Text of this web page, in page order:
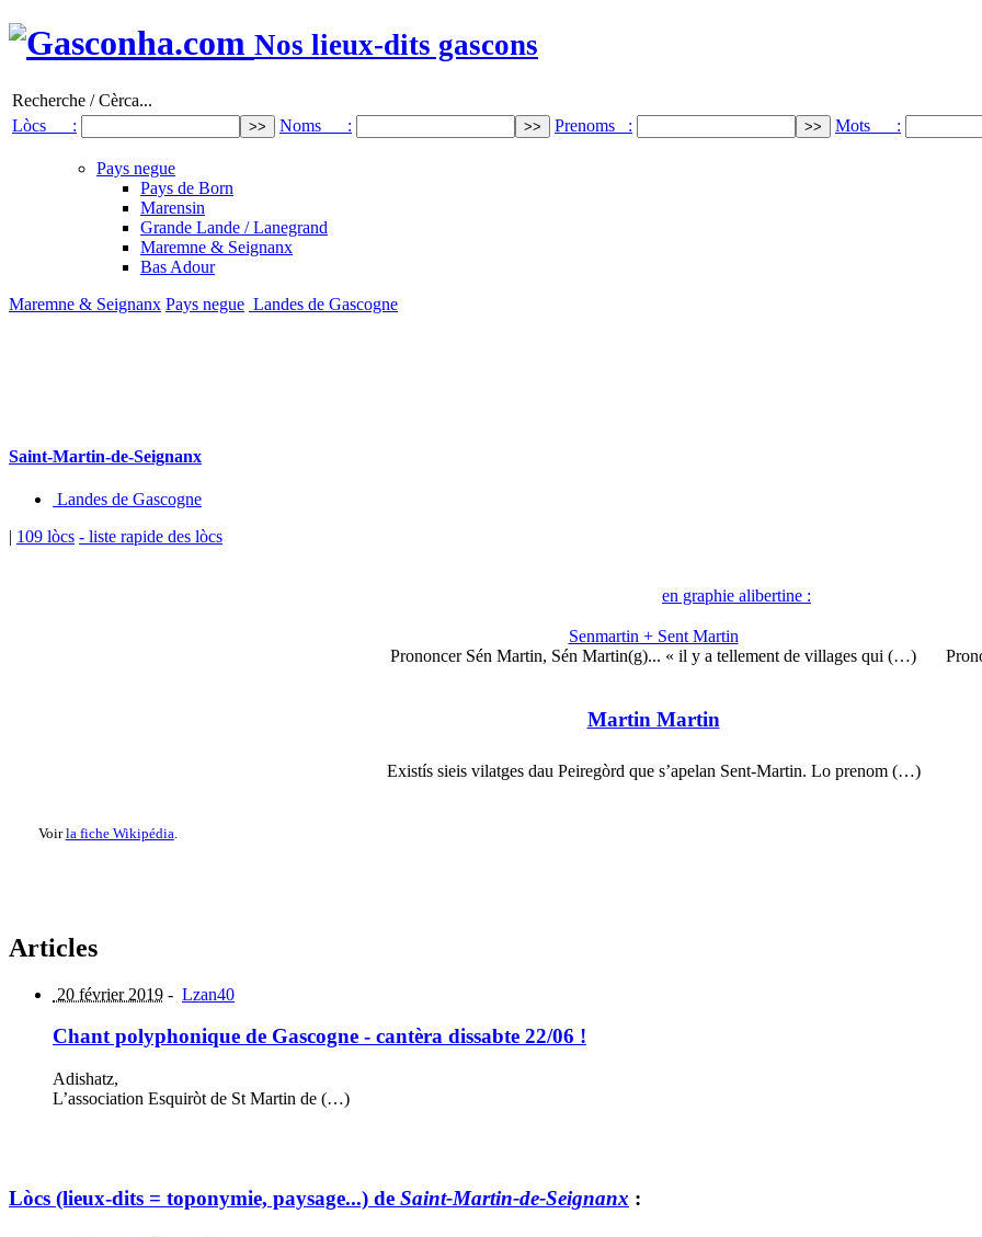
Nos lieux-dits gascons
Recherche / Cèrca...
Lòcs :
Noms : Prenoms : Mots :
Pays negue
Pays de Born
Marensin
Grande Lande / Lanegrand
Maremne & Seignanx
Bas Adour
Maremne & Seignanx Pays negue Landes de Gascogne
Saint-Martin-de-Seignanx
Landes de Gascogne
| 109 lòcs - liste rapide des lòcs
en graphie alibertine :
Senmartin + Sent Martin
Prononcer Sén Martin, Sén Martin(g)... « il y a tellement de villages qui (…)
Martin Martin
Existís sieis vilatges dau Peiregòrd que s’apelan Sent-Martin. Lo prenom (…)
Voirla fiche Wikipédia.
Articles
20 février 2019 - Lzan40
Chant polyphonique de Gascogne - cantèra dissabte 22/06 !
Adishatz,
L’association Esquiròt de St Martin de (…)
Lòcs (lieux-dits = toponymie, paysage...) de Saint-Martin-de-Seignanx :